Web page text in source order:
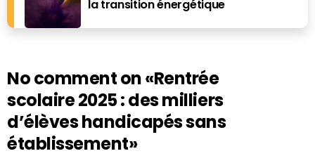
la transition énergétique
No comment on«Rentrée
scolaire 2025 : des milliers
d’élèves handicapés sans
établissement»